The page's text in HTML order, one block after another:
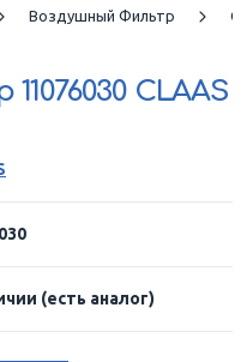
Воздушный Фильтр
11076030 CLAAS
(есть аналог)